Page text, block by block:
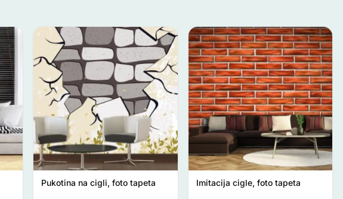
Pukotina na cigli, foto tapeta Imitacija cigle, foto tapeta